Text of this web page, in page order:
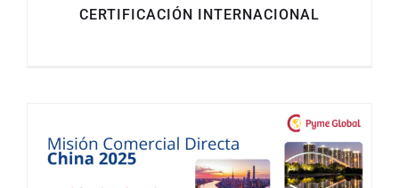
CERTIFICACIÓN INTERNACIONAL